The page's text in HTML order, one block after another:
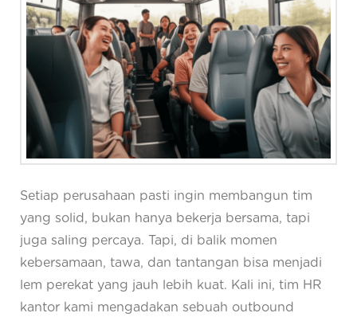
Setiap perusahaan pasti ingin membangun tim
yang solid, bukan hanya bekerja bersama, tapi
juga saling percaya. Tapi, di balik momen
kebersamaan, tawa, dan tantangan bisa menjadi
lem perekat yang jauh lebih kuat. Kali ini, tim HR
kantor kami mengadakan sebuah outbound